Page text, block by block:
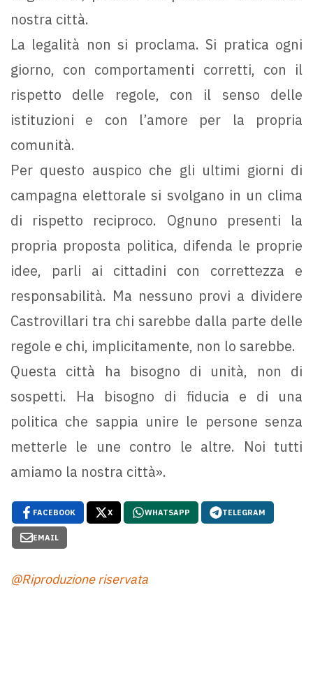
nostra città.
La legalità non si proclama. Si pratica ogni
giorno, con comportamenti corretti, con il
rispetto delle regole, con il senso delle
istituzioni e con l’amore per la propria
comunità.
Per questo auspico che gli ultimi giorni di
campagna elettorale si svolgano in un clima
di rispetto reciproco. Ognuno presenti la
propria proposta politica, difenda le proprie
idee, parli ai cittadini con correttezza e
responsabilità. Ma nessuno provi a dividere
Castrovillari tra chi sarebbe dalla parte delle
regole e chi, implicitamente, non lo sarebbe.
Questa città ha bisogno di unità, non di
sospetti. Ha bisogno di fiducia e di una
politica che sappia unire le persone senza
metterle le une contro le altre. Noi tutti
amiamo la nostra città».
FACEBOOK X WHATSAPP TELEGRAM
EMAIL
@Riproduzione riservata